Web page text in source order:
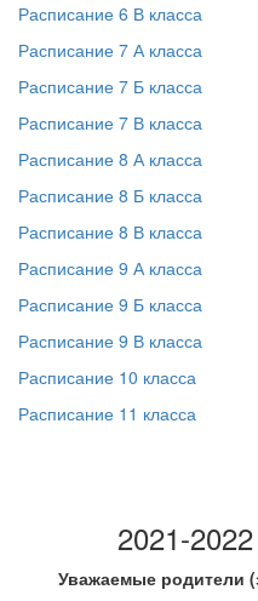
Расписание 6 В класса
Расписание 7 А класса
Расписание 7 Б класса
Расписание 7 В класса
Расписание 8 А класса
Расписание 8 Б класса
Расписание 8 В класса
Расписание 9 А класса
Расписание 9 Б класса
Расписание 9 В класса
Расписание 10 класса
Расписание 11 класса
2021-
Уважаемые родители